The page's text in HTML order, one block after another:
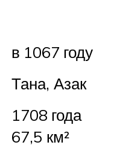
в 1067 году
Тана, Азак
1708 года
67,5 км²